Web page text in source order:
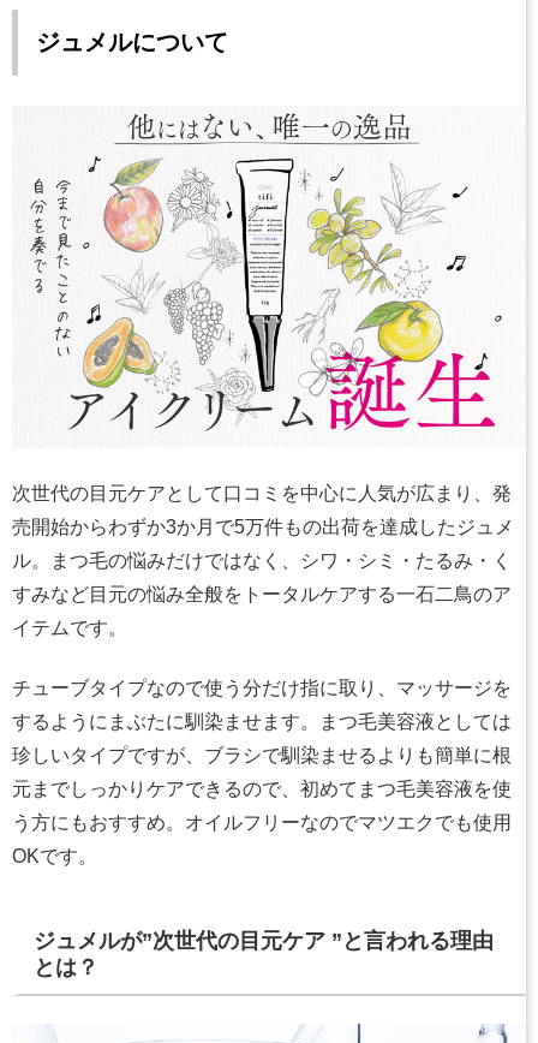
ジュメルについて
次世代の目元ケアとして口コミを中心に人気が広まり、発
売開始からわずか3か月で5万件もの出荷を達成したジュメ
ル。まつ毛の悩みだけではなく、シワ・シミ・たるみ・く
すみなど目元の悩み全般をトータルケアする一石二鳥のア
イテムです。
チューブタイプなので使う分だけ指に取り、マッサージを
するようにまぶたに馴染ませます。まつ毛美容液としては
珍しいタイプですが、ブラシで馴染ませるよりも簡単に根
元までしっかりケアできるので、初めてまつ毛美容液を使
う方にもおすすめ。オイルフリーなのでマツエクでも使用
OKです。
ジュメルが”次世代の目元ケア ”と言われる理由
とは？